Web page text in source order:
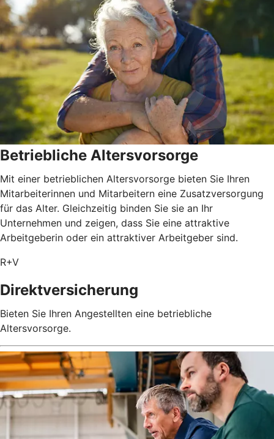
Betriebliche Altersvorsorge
Mit einer betrieblichen Altersvorsorge bieten Sie Ihren
Mitarbeiterinnen und Mitarbeitern eine Zusatzversorgung
für das Alter. Gleichzeitig binden Sie sie an Ihr
Unternehmen und zeigen, dass Sie eine attraktive
Arbeitgeberin oder ein attraktiver Arbeitgeber sind.
R+V
Direktversicherung
Bieten Sie Ihren Angestellten eine betriebliche
Altersvorsorge.